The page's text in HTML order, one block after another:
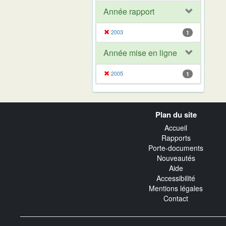
Année rapport
2003 1
Année mise en ligne
2005 1
Plan du site
Accueil
Rapports
Porte-documents
Nouveautés
Aide
Accessibilité
Mentions légales
Contact